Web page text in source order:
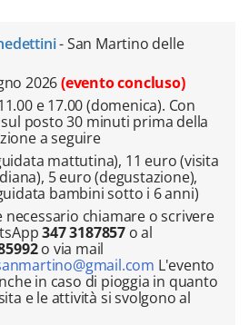
- San Martino delle
2026(evento concluso)
e 17.00 (domenica). Con
posto 30 minuti prima della
a seguire
mattutina), 11 euro (visita
5 euro (degustazione),
bambini sotto i 6 anni)
necessario chiamare o scrivere
347 3187857 o al
o via mail
L'evento
in caso di pioggia in quanto
e le attività si svolgono al